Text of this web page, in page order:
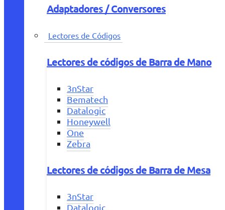
Adaptadores / Conversores
Lectores de Códigos
Lectores de códigos de Barra de Mano
3nStar
Bematech
Datalogic
Honeywell
One
Zebra
Lectores de códigos de Barra de Mesa
3nStar
Datalogic